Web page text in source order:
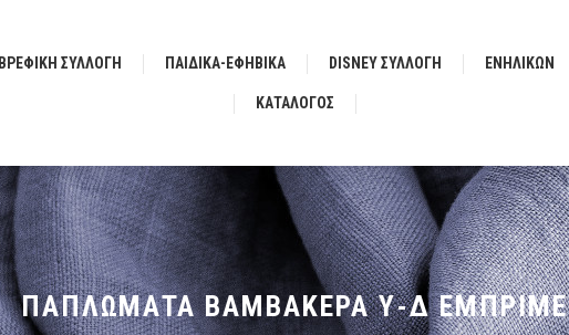
ΒΡΕΦΙΚΗ ΣΥΛΛΟΓΗ ΠΑΙΔΙΚΑ-ΕΦΗΒΙΚΑ DISNEY ΣΥΛΛΟΓΗ ΕΝΗΛΙΚΩΝ
ΚΑΤΆΛΟΓΟΣ
ΠΑΠΛΩΜΑΤΑ ΒΑΜΒΑΚΕΡΑ Υ-Δ ΕΜΠΡΙΜΕ